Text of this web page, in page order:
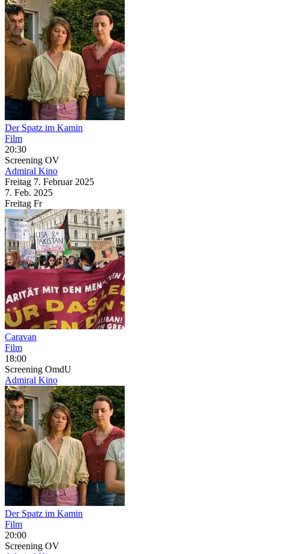
Der Spatz im Kamin
Film
20:30
Screening OV
Admiral Kino
Freitag 7. Februar 2025
7. Feb. 2025
Freitag Fr
Caravan
Film
18:00
Screening OmdU
Admiral Kino
Der Spatz im Kamin
Film
20:00
Screening OV